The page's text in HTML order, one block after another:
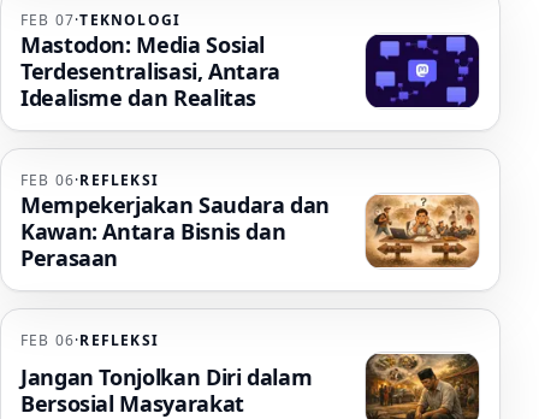
FEB 07·TEKNOLOGI
Mastodon: Media Sosial
Terdesentralisasi, Antara
Idealisme dan Realitas
FEB 06·REFLEKSI
Mempekerjakan Saudara dan
Kawan: Antara Bisnis dan
Perasaan
FEB 06·REFLEKSI
Jangan Tonjolkan Diri dalam
Bersosial Masyarakat